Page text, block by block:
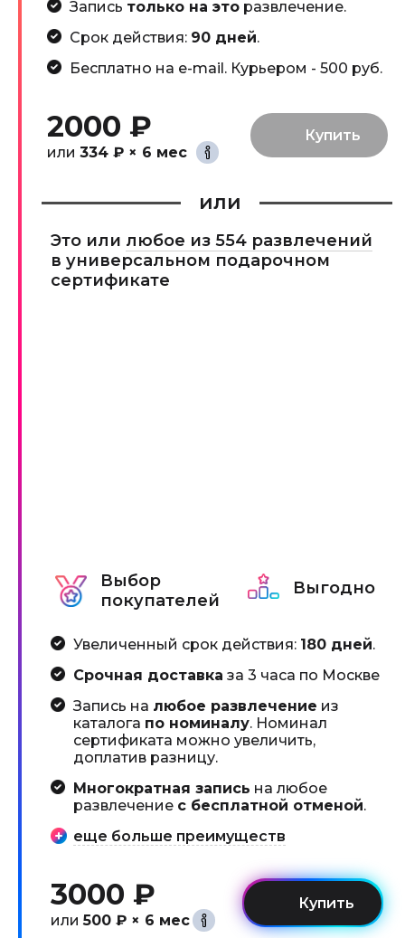
Запись только на эторазвлечение.
Срок действия: 90 дней.
Бесплатно на e-mail. Курьером - 500 руб.
2000 ₽
или 334 ₽ × 6 мес
или
Это или любое из 554 развлечений
в универсальном подарочном
сертификате
Выбор
покупателей
Выгодно
Увеличенный срок действия: 180 дней.
Срочная доставка за 3 часа по Москве
Запись на любое развлечение из
каталога по номиналу. Номинал
сертификата можно увеличить,
доплатив разницу.
Многократная запись на любое
развлечение с бесплатной отменой.
еще больше преимуществ
3000 ₽
или500 ₽ × 6 мес